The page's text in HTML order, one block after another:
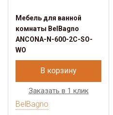
Мебель для ванной
комнаты BelBagno
ANCONA-N-600-2C-SO-
WO
В корзину
Заказать в 1 клик
BelBagno